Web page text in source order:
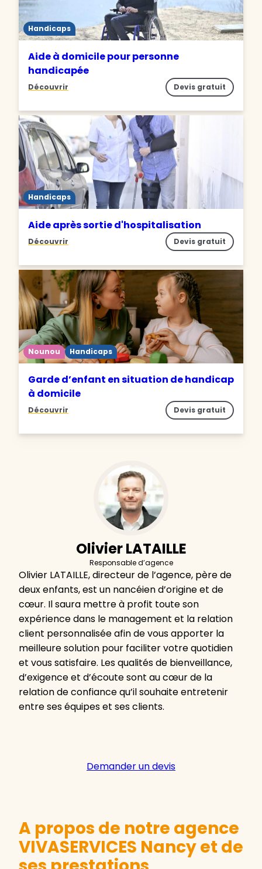
Handicaps
Aide à domicile pour personne
handicapée
Découvrir Devis gratuit
Handicaps
Aide après sortie d'hospitalisation
Découvrir Devis gratuit
Nounou Handicaps
Garde d’enfant en situation de handicap
à domicile
Découvrir Devis gratuit
Olivier LATAILLE
Responsable d’agence
Olivier LATAILLE, directeur de l’agence, père de
deux enfants, est un nancéien d’origine et de
cœur. Il saura mettre à profit toute son
expérience dans le management et la relation
client personnalisée afin de vous apporter la
meilleure solution pour faciliter votre quotidien
et vous satisfaire. Les qualités de bienveillance,
d’exigence et d’écoute sont au cœur de la
relation de confiance qu’il souhaite entretenir
entre ses équipes et ses clients.
Demander un devis
A propos de notre agence
VIVASERVICES Nancy et de